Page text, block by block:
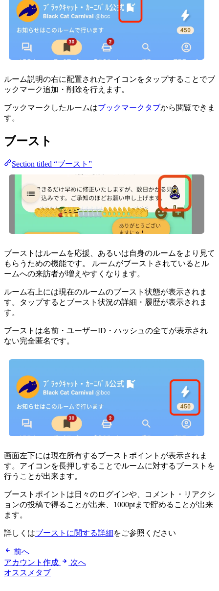
ルーム説明の右に配置されたアイコンをタップすることでブ
ックマーク追加・削除を行えます。
ブックマークしたルームはブックマークタブから閲覧できま
す。
ブースト
Section titled “ブースト”
ブーストはルームを応援、あるいは自身のルームをより見て
もらうための機能です。 ルームがブーストされているとル
ームへの来訪者が増えやすくなります。
ルーム右上には現在のルームのブースト状態が表示されま
す。タップするとブースト状況の詳細・履歴が表示されま
す。
ブーストは名前・ユーザーID・ハッシュの全てが表示され
ない完全匿名です。
画面左下には現在所有するブーストポイントが表示されま
す。アイコンを長押しすることでルームに対するブーストを
行うことが出来ます。
ブーストポイントは日々のログインや、コメント・リアクシ
ョンの投稿で得ることが出来、1000ptまで貯めることが出来
ます。
詳しくはブーストに関する詳細をご参照ください
前へ
アカウント作成
次へ
オススメタブ